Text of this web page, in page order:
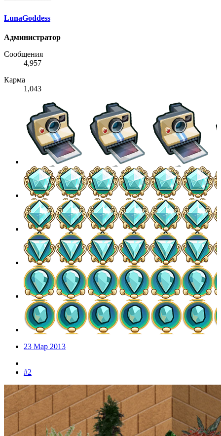
LunaGoddess
Администратор
Сообщения
4,957
Карма
1,043
23 Мар 2013
#2